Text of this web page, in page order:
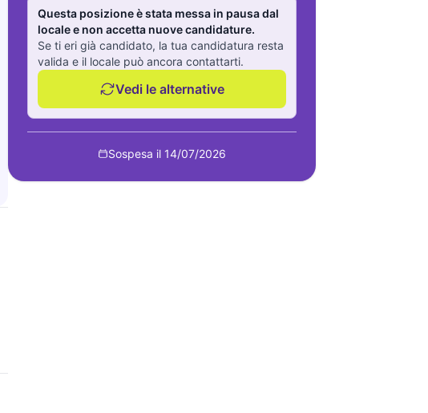
Questa posizione è stata messa in pausa dal
locale e non accetta nuove candidature.
Se ti eri già candidato, la tua candidatura resta
valida e il locale può ancora contattarti.
Vedi le alternative
Sospesa il 14/07/2026